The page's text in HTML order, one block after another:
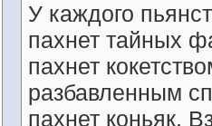
У каждого
пахнет тайных
пахнет
разбавленным
пахнет коньяк.